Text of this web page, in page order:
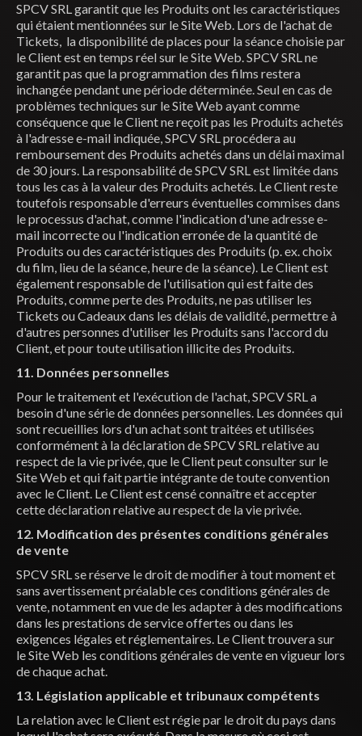
SPCV SRL garantit que les Produits ont les caractéristiques
qui étaient mentionnées sur le Site Web. Lors de l'achat de
Tickets, la disponibilité de places pour la séance choisie par
le Client est en temps réel sur le Site Web. SPCV SRL ne
garantit pas que la programmation des films restera
inchangée pendant une période déterminée. Seul en cas de
problèmes techniques sur le Site Web ayant comme
conséquence que le Client ne reçoit pas les Produits achetés
à l'adresse e-mail indiquée, SPCV SRL procédera au
remboursement des Produits achetés dans un délai maximal
de 30 jours. La responsabilité de SPCV SRL est limitée dans
tous les cas à la valeur des Produits achetés. Le Client reste
toutefois responsable d'erreurs éventuelles commises dans
le processus d'achat, comme l'indication d'une adresse e-
mail incorrecte ou l'indication erronée de la quantité de
Produits ou des caractéristiques des Produits (p. ex. choix
du film, lieu de la séance, heure de la séance). Le Client est
également responsable de l'utilisation qui est faite des
Produits, comme perte des Produits, ne pas utiliser les
Tickets ou Cadeaux dans les délais de validité, permettre à
d'autres personnes d'utiliser les Produits sans l'accord du
Client, et pour toute utilisation illicite des Produits.
11. Données personnelles
Pour le traitement et l'exécution de l'achat, SPCV SRL a
besoin d'une série de données personnelles. Les données qui
sont recueillies lors d'un achat sont traitées et utilisées
conformément à la déclaration de SPCV SRL relative au
respect de la vie privée, que le Client peut consulter sur le
Site Web et qui fait partie intégrante de toute convention
avec le Client. Le Client est censé connaître et accepter
cette déclaration relative au respect de la vie privée.
12. Modification des présentes conditions générales
de vente
SPCV SRL se réserve le droit de modifier à tout moment et
sans avertissement préalable ces conditions générales de
vente, notamment en vue de les adapter à des modifications
dans les prestations de service offertes ou dans les
exigences légales et réglementaires. Le Client trouvera sur
le Site Web les conditions générales de vente en vigueur lors
de chaque achat.
13. Législation applicable et tribunaux compétents
La relation avec le Client est régie par le droit du pays dans